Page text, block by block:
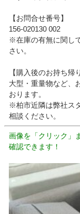
【お問合せ番号】
156-020130 002
※在庫の有無に関し
さい。
【購入後のお持ち帰
大型・重量物など、
おります。
※柏市近隣は弊社ス
相談ください。
画像を「クリック」
確認できます！